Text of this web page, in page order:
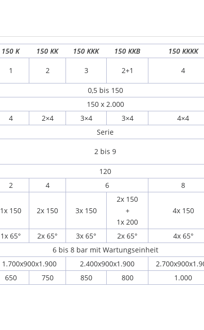
150 K 150 KK 150 KKK 150 KKB
150 KKKK
1 2 3 2+1 4
0,5 bis 150
150 x 2.000
4 2×4 3×4 3×4
4×4
Serie
2 bis 9
120
2 4 6 8
1x 150 2x 150 3x 150
2x 150
+
1x 200
4x 150
1x 65° 2x 65° 3x 65° 2x 65°
4x 65°
6 bis 8 bar mit Wartungseinheit
1.700x900x1.900 2.400x900x1.900
650 750 850 800 1.000